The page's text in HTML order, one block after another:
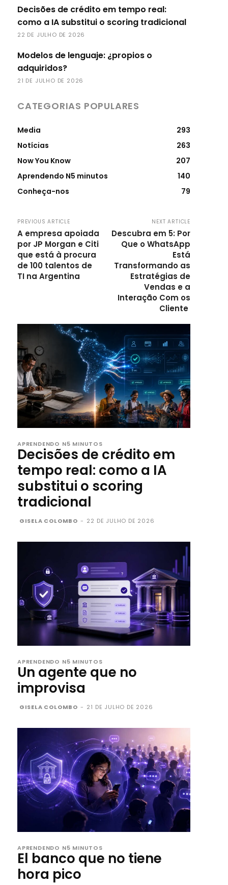
Decisões de crédito em tempo real:
como a IA substitui o scoring tradicional
22 DE JULHO DE 2026
Modelos de lenguaje: ¿propios o
adquiridos?
21 DE JULHO DE 2026
CATEGORIAS POPULARES
Media
293
Notícias
263
Now You Know
207
Aprendendo N5 minutos
140
Conheça-nos
79
PREVIOUS ARTICLE
A empresa apoiada
por JP Morgan e Citi
que está à procura
de 100 talentos de
TI na Argentina
NEXT ARTICLE
Descubra em 5: Por
Que o WhatsApp
Está
Transformando as
Estratégias de
Vendas e a
Interação Com os
Cliente
APRENDENDO N5 MINUTOS
Decisões de crédito em
tempo real: como a IA
substitui o scoring
tradicional
GISELA COLOMBO - 22 DE JULHO DE 2026
APRENDENDO N5 MINUTOS
Un agente que no
improvisa
GISELA COLOMBO - 21 DE JULHO DE 2026
APRENDENDO N5 MINUTOS
El banco que no tiene
hora pico